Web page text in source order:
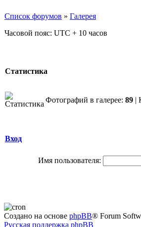
Список форумов » Галерея
Часовой пояс: UTC + 10 часов
Статистика
Фотографий в галерее: 89 |
Вход
Имя пользователя:
Создано на основе phpBB® Forum
Русская поддержка phpBB